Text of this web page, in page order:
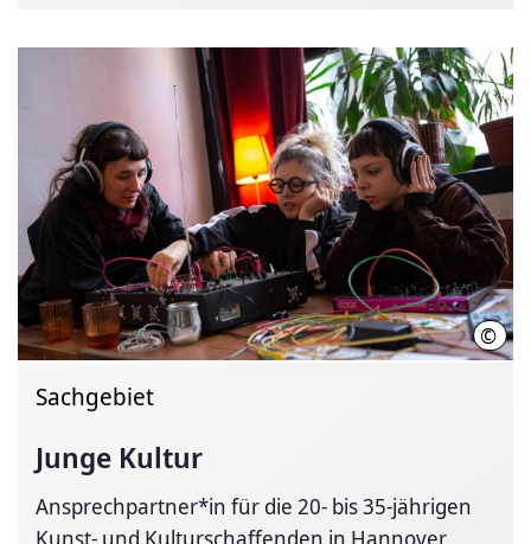
©
Sachgebiet
Junge Kultur
Ansprechpartner*in für die 20- bis 35-jährigen
Kunst- und Kulturschaffenden in Hannover